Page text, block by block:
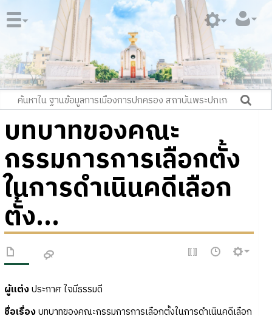
บทบาทของคณะ
กรรมการการเลือกตั้ง
ในการดำเนินคดีเลือก
ตั้ง...
ผู้แต่งประกาศ ใจมีธรรมดี
ชื่อเรื่องบทบาทของคณะกรรมการการเลือกตั้งในการดำเนินคดีเลือก